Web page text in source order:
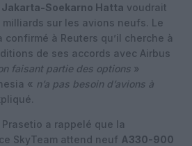
Jakarta-Soekarno Hatta voudrait
sur les avions neufs. Le
confirmé à Reuters qu’il cherche à
de ses accords avec Airbus
faisant partie des options »
« n’a pas besoin d’avions à
a rappelé que la
SkyTeam attend neuf A330-900